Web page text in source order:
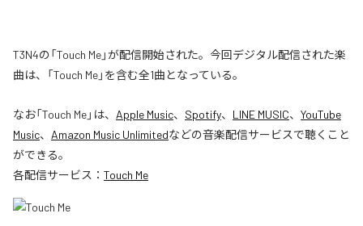
T3N4の「Touch Me」が配信開始された。今回デジタル配信された楽
曲は、「Touch Me」を含む全1曲となっている。
なお「Touch Me」は、 Apple Music、 Spotify、 LINE MUSIC、 YouTube
Music、 Amazon Music Unlimitedなどの音楽配信サービスで聴くこと
ができる。
各配信サービス： Touch Me